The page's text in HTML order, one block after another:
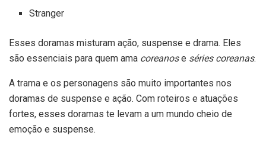
Stranger
Esses doramas misturam ação, suspense e drama. Eles
são essenciais para quem ama coreanose séries coreanas.
A trama e os personagens são muito importantes nos
doramas de suspense e ação. Com roteiros e atuações
fortes, esses doramas te levam a um mundo cheio de
emoção e suspense.